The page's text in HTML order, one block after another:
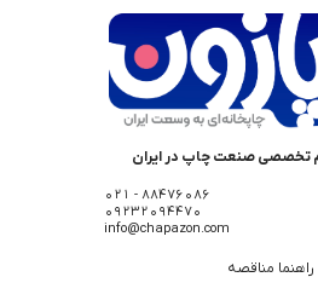
تخصصی صنعت چاپ در ایران
88476086 - 021
09232094470
info@chapazon.com
راهنما مناقصه